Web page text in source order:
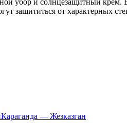
убор и солнцезащитный
защититься от характерных
Караганда — Жезказган